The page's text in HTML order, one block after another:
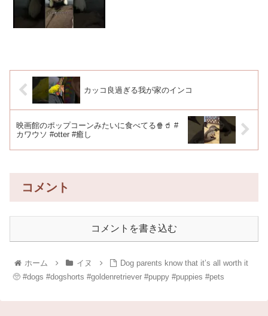
カッコ良過ぎる我が家のインコ
映画館のポップコーンみたいに食べてる🍿🥤 #
カワウソ #otter #癒し
コメント
コメントを書き込む
ホーム イヌ
Dog parents know that it’s all worth it
🥺 #dogs #dogshorts #goldenretriever #puppy #puppies #pets